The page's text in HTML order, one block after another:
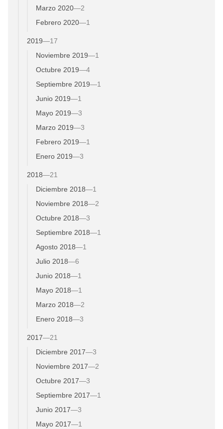
Marzo 2020—2
Febrero 2020—1
2019—17
Noviembre 2019—1
Octubre 2019—4
Septiembre 2019—1
Junio 2019—1
Mayo 2019—3
Marzo 2019—3
Febrero 2019—1
Enero 2019—3
2018—21
Diciembre 2018—1
Noviembre 2018—2
Octubre 2018—3
Septiembre 2018—1
Agosto 2018—1
Julio 2018—6
Junio 2018—1
Mayo 2018—1
Marzo 2018—2
Enero 2018—3
2017—21
Diciembre 2017—3
Noviembre 2017—2
Octubre 2017—3
Septiembre 2017—1
Junio 2017—3
Mayo 2017—1